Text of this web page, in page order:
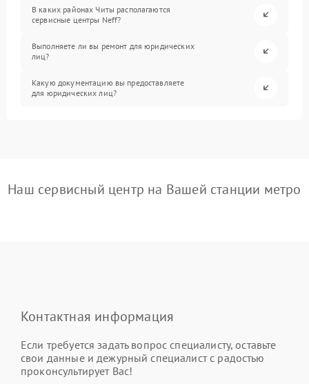
В каких районах Читы располагаются
сервисные центры Neff?
Выполняете ли вы ремонт для юридических
лиц?
Какую документацию вы предоставляете
для юридических лиц?
Наш сервисный центр на Вашей станции метро
Контактная информация
Если требуется задать вопрос специалисту, оставьте
свои данные и дежурный специалист с радостью
проконсультирует Вас!